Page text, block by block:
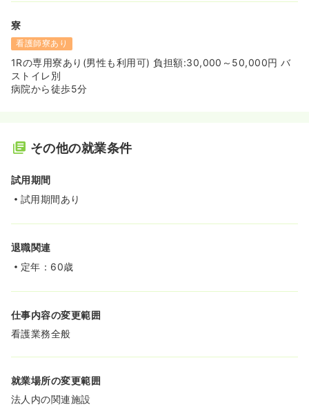
寮
看護師寮あり
1Rの専用寮あり(男性も利用可) 負担額:30,000～50,000円 バ
ストイレ別
病院から徒歩5分
その他の就業条件
試用期間
試用期間あり
退職関連
定年：60歳
仕事内容の変更範囲
看護業務全般
就業場所の変更範囲
法人内の関連施設